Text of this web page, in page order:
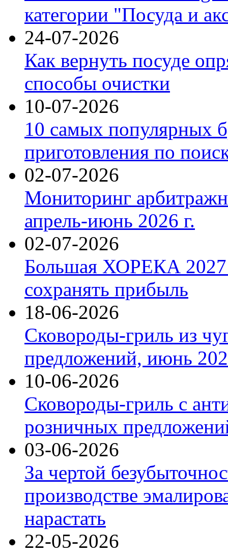
категории "Посуда и
24-07-2026
Как вернуть посуде
способы очистки
10-07-2026
10 самых популярных
приготовления по
02-07-2026
Мониторинг
апрель-июнь 2026 г.
02-07-2026
Большая ХОРЕКА 2027:
сохранять прибыль
18-06-2026
Сковороды-гриль из
предложений, июнь
10-06-2026
Сковороды-гриль с
розничных
03-06-2026
За чертой
производстве
нарастать
22-05-2026